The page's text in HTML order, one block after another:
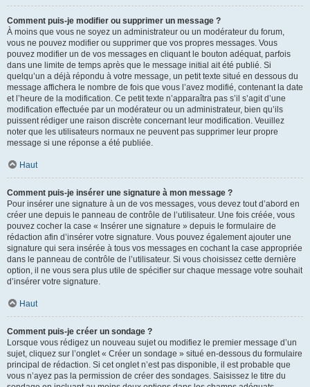
Comment puis-je modifier ou supprimer un message ?
À moins que vous ne soyez un administrateur ou un modérateur du forum,
vous ne pouvez modifier ou supprimer que vos propres messages. Vous
pouvez modifier un de vos messages en cliquant le bouton adéquat, parfois
dans une limite de temps après que le message initial ait été publié. Si
quelqu’un a déjà répondu à votre message, un petit texte situé en dessous du
message affichera le nombre de fois que vous l’avez modifié, contenant la date
et l’heure de la modification. Ce petit texte n’apparaîtra pas s’il s’agit d’une
modification effectuée par un modérateur ou un administrateur, bien qu’ils
puissent rédiger une raison discrète concernant leur modification. Veuillez
noter que les utilisateurs normaux ne peuvent pas supprimer leur propre
message si une réponse a été publiée.
Haut
Comment puis-je insérer une signature à mon message ?
Pour insérer une signature à un de vos messages, vous devez tout d’abord en
créer une depuis le panneau de contrôle de l’utilisateur. Une fois créée, vous
pouvez cocher la case « Insérer une signature » depuis le formulaire de
rédaction afin d’insérer votre signature. Vous pouvez également ajouter une
signature qui sera insérée à tous vos messages en cochant la case appropriée
dans le panneau de contrôle de l’utilisateur. Si vous choisissez cette dernière
option, il ne vous sera plus utile de spécifier sur chaque message votre souhait
d’insérer votre signature.
Haut
Comment puis-je créer un sondage ?
Lorsque vous rédigez un nouveau sujet ou modifiez le premier message d’un
sujet, cliquez sur l’onglet « Créer un sondage » situé en-dessous du formulaire
principal de rédaction. Si cet onglet n’est pas disponible, il est probable que
vous n’ayez pas la permission de créer des sondages. Saisissez le titre du